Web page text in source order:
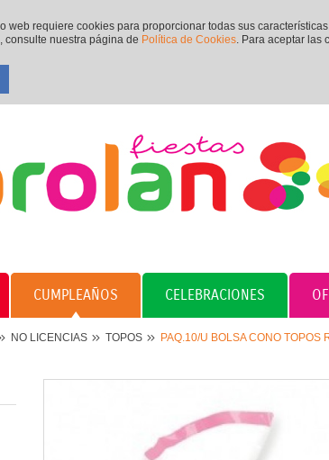
web requiere cookies para proporcionar todas sus
consulte nuestra página de Política de Cookies. Para aceptar las
CUMPLEAÑOS CELEBRACIONES
NO LICENCIAS TOPOS PAQ.10/U BOLSA CONO TOPOS